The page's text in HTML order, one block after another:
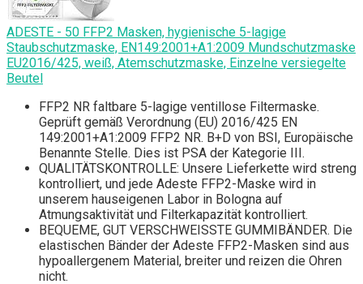
ADESTE - 50 FFP2 Masken, hygienische 5-lagige
Staubschutzmaske, EN149:2001+A1:2009 Mundschutzmaske
EU2016/425, weiß, Atemschutzmaske, Einzelne versiegelte
Beutel
FFP2 NR faltbare 5-lagige ventillose Filtermaske.
Geprüft gemäß Verordnung (EU) 2016/425 EN
149:2001+A1:2009 FFP2 NR. B+D von BSI, Europäische
Benannte Stelle. Dies ist PSA der Kategorie III.
QUALITÄTSKONTROLLE: Unsere Lieferkette wird streng
kontrolliert, und jede Adeste FFP2-Maske wird in
unserem hauseigenen Labor in Bologna auf
Atmungsaktivität und Filterkapazität kontrolliert.
BEQUEME, GUT VERSCHWEISSTE GUMMIBÄNDER. Die
elastischen Bänder der Adeste FFP2-Masken sind aus
hypoallergenem Material, breiter und reizen die Ohren
nicht.